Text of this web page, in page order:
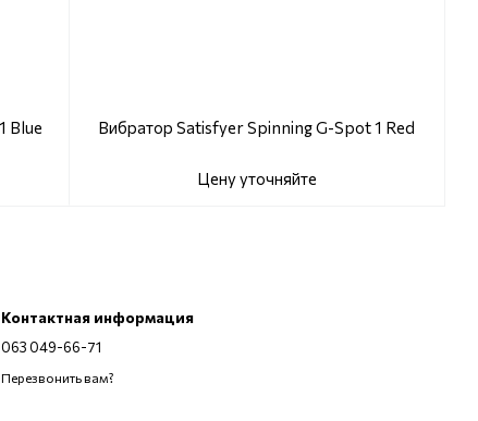
Blue Вибратор Satisfyer Spinning G-Spot 1 Red
Цену уточняйте
Контактная информация
063 049-66-71
Перезвонить вам?